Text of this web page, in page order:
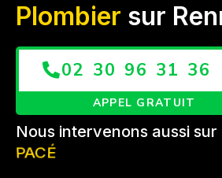
Plombier sur
02 30 96 31 36
APPEL GRATUIT
Nous intervenons aussi sur
BETTON